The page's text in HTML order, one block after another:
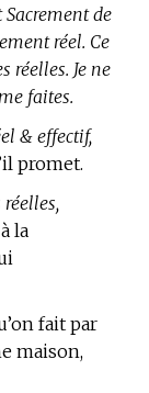
Sacrement de
réel. Ce
réelles. Je ne
faites.
& effectif,
promet.
la
fait par
maison,